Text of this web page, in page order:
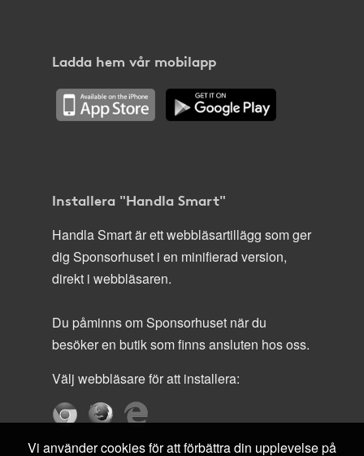
Ladda hem vår mobilapp
Installera "Handla Smart"
Handla Smart är ett webbläsartillägg som ger
dig Sponsorhuset i en minifierad version,
direkt i webbläsaren.
Du påminns om Sponsorhuset när du
besöker en butik som finns ansluten hos oss.
Välj webbläsare för att installera:
Vi använder cookies för att förbättra din upplevelse på